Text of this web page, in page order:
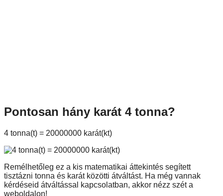
Pontosan hány karát 4 tonna?
4 tonna(t) = 20000000 karát(kt)
Remélhetőleg ez a kis matematikai áttekintés segített
tisztázni tonna és karát közötti átváltást. Ha még vannak
kérdéseid átváltással kapcsolatban, akkor nézz szét a
weboldalon!